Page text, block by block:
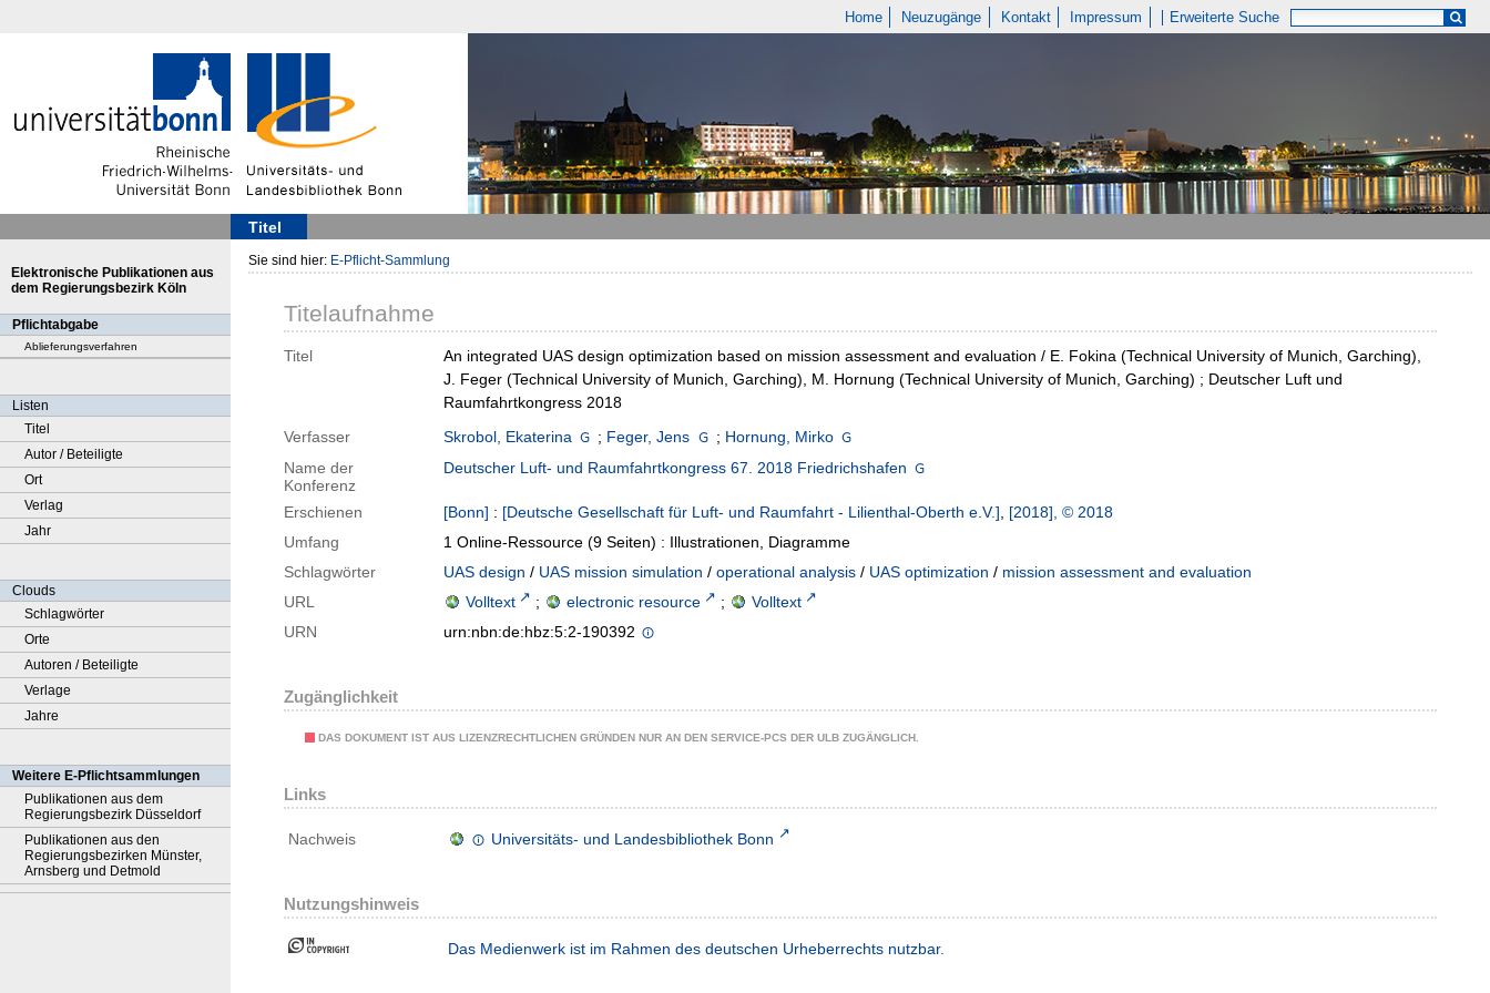
Home Neuzugänge Kontakt Impressum Erweiterte Suche
Titel
Elektronische Publikationen aus
dem Regierungsbezirk Köln
Pflichtabgabe
Ablieferungsverfahren
Listen
Titel
Autor / Beteiligte
Ort
Verlag
Jahr
Clouds
Schlagwörter
Orte
Autoren / Beteiligte
Verlage
Jahre
Weitere E-Pflichtsammlungen
Publikationen aus dem
Regierungsbezirk Düsseldorf
Publikationen aus den
Regierungsbezirken Münster,
Arnsberg und Detmold
Sie sind hier: E-Pflicht-Sammlung
Titelaufnahme
Titel
An integrated UAS design optimization based on mission assessment and evaluation / E. Fokina (Technical University of Munich, Garching),
J. Feger (Technical University of Munich, Garching), M. Hornung (Technical University of Munich, Garching) ; Deutscher Luft und
Raumfahrtkongress 2018
Verfasser
Skrobol, Ekaterina ; Feger, Jens ; Hornung, Mirko
Name der
Konferenz
Deutscher Luft- und Raumfahrtkongress 67. 2018 Friedrichshafen
Erschienen [Bonn] : [Deutsche Gesellschaft für Luft- und Raumfahrt - Lilienthal-Oberth e.V.], [2018], © 2018
Umfang
1 Online-Ressource (9 Seiten) : Illustrationen, Diagramme
Schlagwörter
UAS design / UAS mission simulation / operational analysis / UAS optimization / mission assessment and evaluation
URL
Volltext ; electronic resource ;
Volltext
URN
urn:nbn:de:hbz:5:2-190392
Zugänglichkeit
DAS DOKUMENT IST AUS LIZENZRECHTLICHEN GRÜNDEN NUR AN DEN SERVICE-PCS DER ULB ZUGÄNGLICH.
Links
Nachweis Universitäts- und Landesbibliothek Bonn
Nutzungshinweis
Das Medienwerk ist im Rahmen des deutschen Urheberrechts nutzbar.